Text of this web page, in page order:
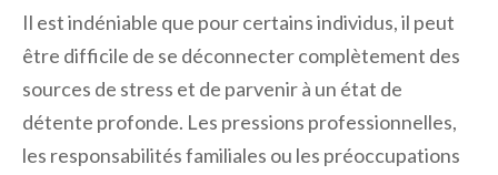
Il est indéniable que pour certains individus, il peut
être difficile de se déconnecter complètement des
sources de stress et de parvenir à un état de
détente profonde. Les pressions professionnelles,
les responsabilités familiales ou les préoccupations